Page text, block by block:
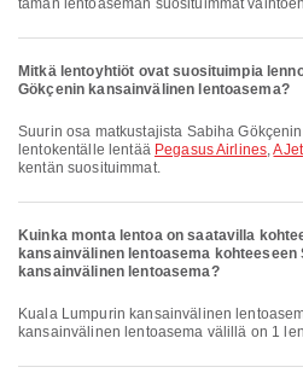
tämän lentoaseman suosituimmat
Mitkä lentoyhtiöt ovat suosituimpia
Gökçenin kansainvälinen lentoasema?
Suurin osa matkustajista Sabiha Gökçenin kansainvälinen lentoasema-
lentokentälle lentää Pegasus Airlines,AJet
kentän suosituimmat.
Kuinka monta lentoa on saatavilla
kansainvälinen lentoasema kohteeseen
kansainvälinen lentoasema?
Kuala Lumpurin kansainvälinen lentoasema–Sabiha Gökçenin
kansainvälinen lentoasema välillä on 1